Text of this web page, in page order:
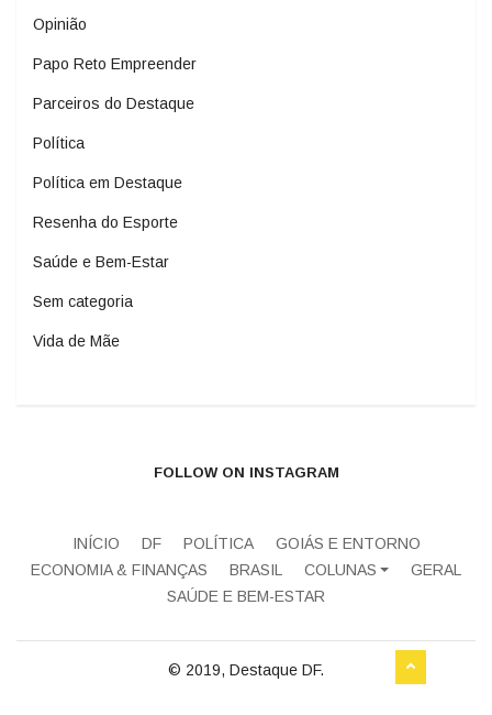
Opinião
Papo Reto Empreender
Parceiros do Destaque
Política
Política em Destaque
Resenha do Esporte
Saúde e Bem-Estar
Sem categoria
Vida de Mãe
FOLLOW ON INSTAGRAM
INÍCIO DF POLÍTICA
GOIÁS E ENTORNO
ECONOMIA & FINANÇAS
BRASIL COLUNAS
GERAL
SAÚDE E BEM-ESTAR
© 2019, Destaque DF.